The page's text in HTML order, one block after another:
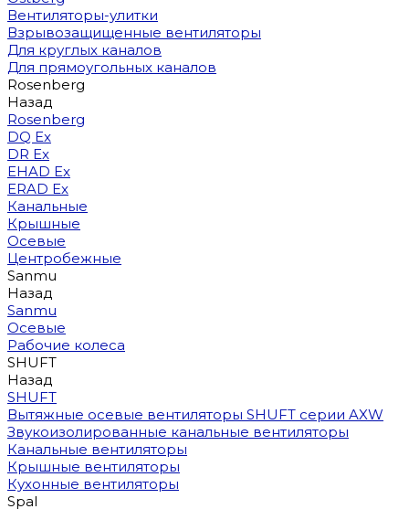
Вентиляторы-улитки
Взрывозащищенные вентиляторы
Для круглых каналов
Для прямоугольных каналов
Rosenberg
Назад
Rosenberg
DQ Ex
DR Ex
EHAD Ex
ERAD Ex
Канальные
Крышные
Осевые
Центробежные
Sanmu
Назад
Sanmu
Осевые
Рабочие колеса
SHUFT
Назад
SHUFT
Вытяжные осевые вентиляторы SHUFT серии AXW
Звукоизолированные канальные вентиляторы
Канальные вентиляторы
Крышные вентиляторы
Кухонные вентиляторы
Spal